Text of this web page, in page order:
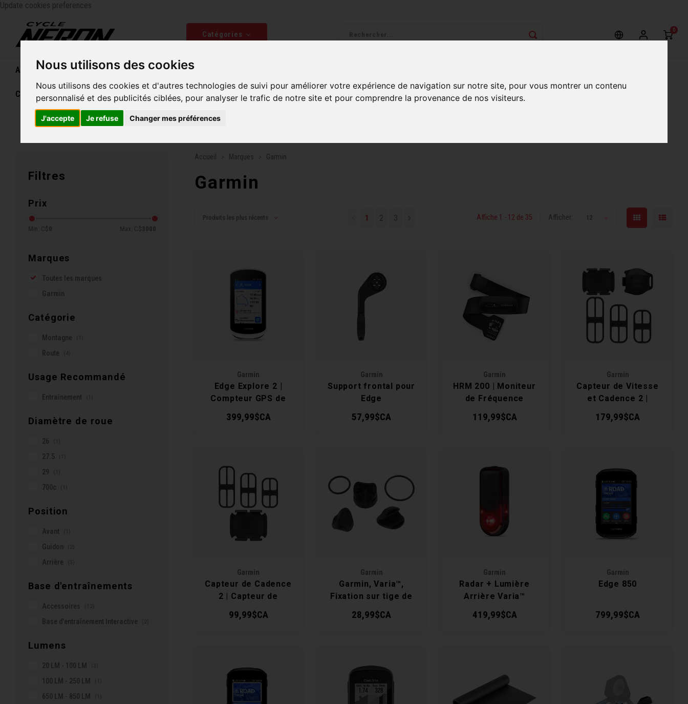
Nous utilisons des cookies
Nous utilisons des cookies et d'autres technologies de suivi pour améliorer votre expérience de navigation sur notre site, pour vous montrer un contenu
personnalisé et des publicités ciblées, pour analyser le trafic de notre site et pour comprendre la provenance de nos visiteurs.
J'accepte Je refuse Changer mes préférences
Update cookies preferences
Catégories 0
Accueil Vélos Souliers Casques
Carte cadeau
Entreprise familiale depuis 1970
Filtres
Prix
Min: C$ 0 Max: C$ 3000
Marques
Toutes les marques
Garmin
Catégorie
Montagne
Route
Usage Recommandé
Entraînement
Diamètre de roue
26
27.5
29
700c
Position
Avant
Guidon
Arrière
Base d'entraînements
Accessoires
Base d'entraînement Interactive
Lumens
20 LM - 100 LM
100 LM - 250 LM
650 LM - 850 LM
Accueil Marques Garmin
Garmin
Produits les plus récents 1 2 3 Affiche 1 - 12 de 35 Afficher: 12
Garmin
Edge Explore 2 |
Compteur GPS de
Vélo
399,99$CA
Garmin
Support frontal pour
Edge
57,99$CA
Garmin
HRM 200 | Moniteur
de Fréquence
Cardiaque
119,99$CA
Garmin
Capteur de Vitesse
et Cadence 2 |
Ensemble de
Capteurs de Vélo
179,99$CA
Garmin
Capteur de Cadence
2 | Capteur de
Cadence Sans Fil
pour Vélo
99,99$CA
Garmin
Garmin, Varia™,
Fixation sur tige de
selle, Pour tige de
selle aero
28,99$CA
Garmin
Radar + Lumière
Arrière Varia™
RearVue 820
419,99$CA
Garmin
Edge 850
799,99$CA